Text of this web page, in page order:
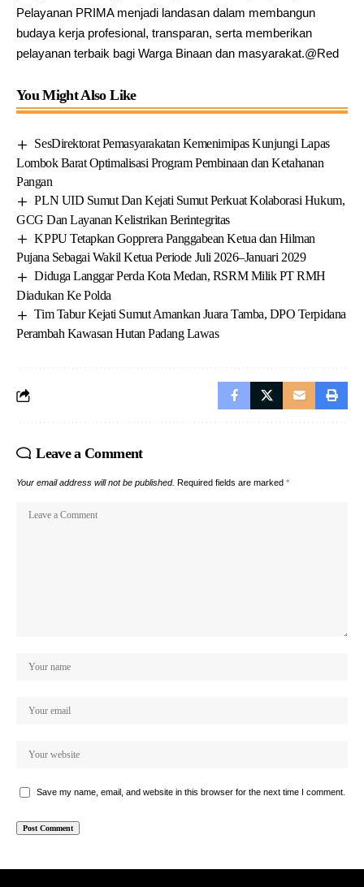
Pelayanan PRIMA menjadi landasan dalam membangun
budaya kerja profesional, transparan, serta memberikan
pelayanan terbaik bagi Warga Binaan dan masyarakat.@Red
You Might Also Like
SesDirektorat Pemasyarakatan Kemenimipas Kunjungi Lapas
Lombok Barat Optimalisasi Program Pembinaan dan Ketahanan
Pangan
PLN UID Sumut Dan Kejati Sumut Perkuat Kolaborasi Hukum,
GCG Dan Layanan Kelistrikan Berintegritas
KPPU Tetapkan Gopprera Panggabean Ketua dan Hilman
Pujana Sebagai Wakil Ketua Periode Juli 2026–Januari 2029
Diduga Langgar Perda Kota Medan, RSRM Milik PT RMH
Diadukan Ke Polda
Tim Tabur Kejati Sumut Amankan Juara Tamba, DPO Terpidana
Perambah Kawasan Hutan Padang Lawas
Leave a Comment
Your email address will not be published. Required fields are marked *
Save my name, email, and website in this browser for the next time I comment.